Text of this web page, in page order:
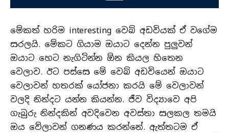
මේකත් හරිම interesting වෙබ් අඩවියක් ඒ වගේම
සරලයි. මේකට ගියාම ඔයාට දෙන්න පුලුවන්
ඔයාට හෙට නැගිටින්න ඕන කියල හිතෙන
වෙලාව. ඊට පස්සෙ මේ වෙබ් අඩවියෙන් ඔයාට
වෙලාවන් හතරක් යෝජනා කරයි මේ වෙලාවන්
වලදි නින්දට යන්න කියන්න. ජීව විද්‍යාවෙ අපි
ගැබුරු නින්දකින් අවදිවෙන අවස්තා සලකල තමයි
ඔය වේලාවන් ගනණය කරන්නේ. ඇත්තටම ඒ